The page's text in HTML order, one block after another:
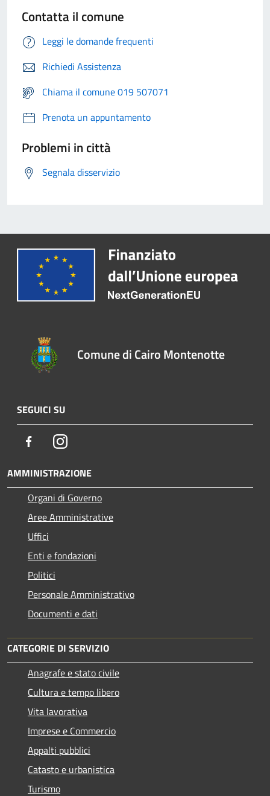
Contatta il comune
Leggi le domande frequenti
Richiedi Assistenza
Chiama il comune 019 507071
Prenota un appuntamento
Problemi in città
Segnala disservizio
Comune di Cairo Montenotte
SEGUICI SU
FacebookInstagram
AMMINISTRAZIONE
Organi di Governo
Aree Amministrative
Uffici
Enti e fondazioni
Politici
Personale Amministrativo
Documenti e dati
CATEGORIE DI SERVIZIO
Anagrafe e stato civile
Cultura e tempo libero
Vita lavorativa
Imprese e Commercio
Appalti pubblici
Catasto e urbanistica
Turismo